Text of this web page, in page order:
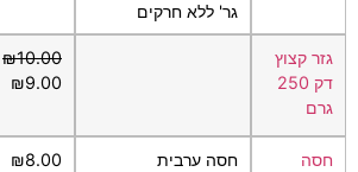
גר' ללא חרקים
גזר קצוץ
דק 250
גרם
₪10.00
₪9.00
חסה חסה ערבית ₪8.00